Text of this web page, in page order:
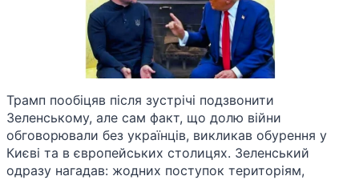
Трамп пообіцяв після зустрічі подзвонити
Зеленському, але сам факт, що долю війни
обговорювали без українців, викликав обурення у
Києві та в європейських столицях. Зеленський
одразу нагадав: жодних поступок територіям,